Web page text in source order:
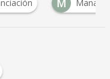
M Management